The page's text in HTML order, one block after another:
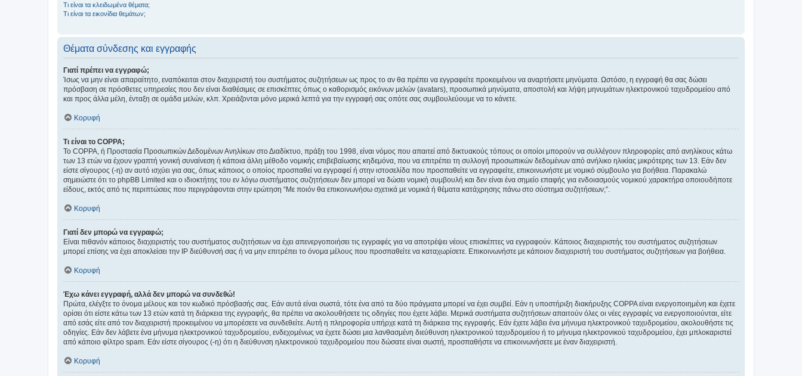
Τι είναι τα κλειδωμένα θέματα;
Τι είναι τα εικονίδια θεμάτων;
Θέματα σύνδεσης και εγγραφής
Γιατί πρέπει να εγγραφώ;
Ίσως να μην είναι απαραίτητο, εναπόκειται στον διαχειριστή του συστήματος συζητήσεων ως προς το αν θα πρέπει να εγγραφείτε προκειμένου να αναρτήσετε μηνύματα. Ωστόσο, η εγγραφή θα σας δώσει
πρόσβαση σε πρόσθετες υπηρεσίες που δεν είναι διαθέσιμες σε επισκέπτες όπως ο καθορισμός εικόνων μελών (avatars), προσωπικά μηνύματα, αποστολή και λήψη μηνυμάτων ηλεκτρονικού ταχυδρομείου από
και προς άλλα μέλη, ένταξη σε ομάδα μελών, κλπ. Χρειάζονται μόνο μερικά λεπτά για την εγγραφή σας οπότε σας συμβουλεύουμε να το κάνετε.
Κορυφή
Τι είναι το COPPA;
Το COPPA, ή Προστασία Προσωπικών Δεδομένων Ανηλίκων στο Διαδίκτυο, πράξη του 1998, είναι νόμος που απαιτεί από δικτυακούς τόπους οι οποίοι μπορούν να συλλέγουν πληροφορίες από ανηλίκους κάτω
των 13 ετών να έχουν γραπτή γονική συναίνεση ή κάποια άλλη μέθοδο νομικής επιβεβαίωσης κηδεμόνα, που να επιτρέπει τη συλλογή προσωπικών δεδομένων από ανήλικο ηλικίας μικρότερης των 13. Εάν δεν
είστε σίγουρος (-η) αν αυτό ισχύει για σας, όπως κάποιος ο οποίος προσπαθεί να εγγραφεί ή στην ιστοσελίδα που προσπαθείτε να εγγραφείτε, επικοινωνήστε με νομικό σύμβουλο για βοήθεια. Παρακαλώ
σημειώστε ότι το phpBB Limited και ο ιδιοκτήτης του εν λόγω συστήματος συζητήσεων δεν μπορεί να δώσει νομική συμβουλή και δεν είναι ένα σημείο επαφής για ενδοιασμούς νομικού χαρακτήρα οποιουδήποτε
είδους, εκτός από τις περιπτώσεις που περιγράφονται στην ερώτηση “Με ποιόν θα επικοινωνήσω σχετικά με νομικά ή θέματα κατάχρησης πάνω στο σύστημα συζητήσεων;”.
Κορυφή
Γιατί δεν μπορώ να εγγραφώ;
Είναι πιθανόν κάποιος διαχειριστής του συστήματος συζητήσεων να έχει απενεργοποιήσει τις εγγραφές για να αποτρέψει νέους επισκέπτες να εγγραφούν. Κάποιος διαχειριστής του συστήματος συζητήσεων
μπορεί επίσης να έχει αποκλείσει την IP διεύθυνσή σας ή να μην επιτρέπει το όνομα μέλους που προσπαθείτε να καταχωρίσετε. Επικοινωνήστε με κάποιον διαχειριστή του συστήματος συζητήσεων για βοήθεια.
Κορυφή
Έχω κάνει εγγραφή, αλλά δεν μπορώ να συνδεθώ!
Πρώτα, ελέγξτε το όνομα μέλους και τον κωδικό πρόσβασής σας. Εάν αυτά είναι σωστά, τότε ένα από τα δύο πράγματα μπορεί να έχει συμβεί. Εάν η υποστήριξη διακήρυξης COPPA είναι ενεργοποιημένη και έχετε
ορίσει ότι είστε κάτω των 13 ετών κατά τη διάρκεια της εγγραφής, θα πρέπει να ακολουθήσετε τις οδηγίες που έχετε λάβει. Μερικά συστήματα συζητήσεων απαιτούν όλες οι νέες εγγραφές να ενεργοποιούνται, είτε
από εσάς είτε από τον διαχειριστή προκειμένου να μπορέσετε να συνδεθείτε. Αυτή η πληροφορία υπήρχε κατά τη διάρκεια της εγγραφής. Εάν έχετε λάβει ένα μήνυμα ηλεκτρονικού ταχυδρομείου, ακολουθήστε τις
οδηγίες. Εάν δεν λάβετε ένα μήνυμα ηλεκτρονικού ταχυδρομείου, ενδεχομένως να έχετε δώσει μια λανθασμένη διεύθυνση ηλεκτρονικού ταχυδρομείου ή το μήνυμα ηλεκτρονικού ταχυδρομείου, έχει μπλοκαριστεί
από κάποιο φίλτρο spam. Εάν είστε σίγουρος (-η) ότι η διεύθυνση ηλεκτρονικού ταχυδρομείου που δώσατε είναι σωστή, προσπαθήστε να επικοινωνήσετε με έναν διαχειριστή.
Κορυφή